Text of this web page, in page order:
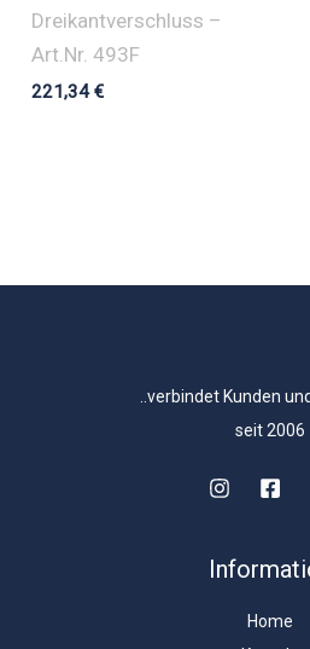
Dreikantverschluss –
Art.Nr. 493F
221,34€
..verbindet Kunden
seit 2006
Home